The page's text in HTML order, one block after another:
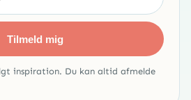
Tilmeld mig
inspiration. Du kan altid afmelde